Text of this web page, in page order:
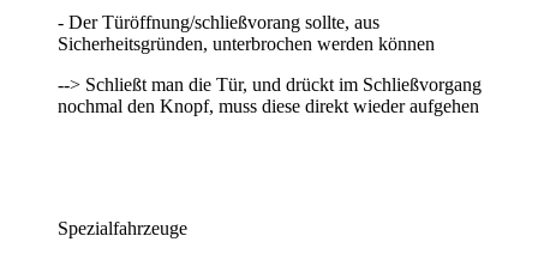
- Der Türöffnung/schließvorang sollte, aus
Sicherheitsgründen, unterbrochen werden können
--> Schließt man die Tür, und drückt im Schließvorgang
nochmal den Knopf, muss diese direkt wieder aufgehen
Spezialfahrzeuge